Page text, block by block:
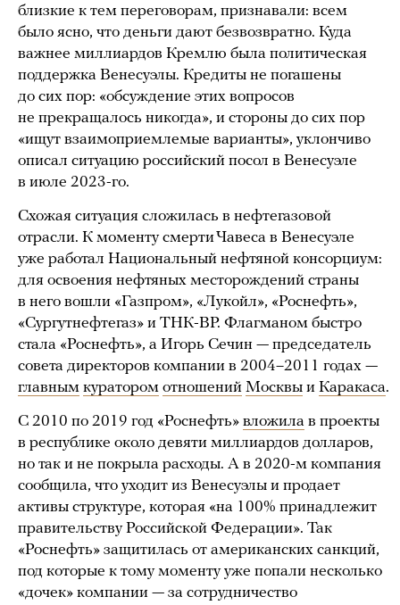
близкие к тем переговорам, признавали: всем
было ясно, что деньги дают безвозвратно. Куда
важнее миллиардов Кремлю была политическая
поддержка Венесуэлы. Кредиты не погашены
до сих пор: «обсуждение этих вопросов
не прекращалось никогда», и стороны до сих пор
«ищут взаимоприемлемые варианты», уклончиво
описал ситуацию российский посол в Венесуэле
в июле 2023-го.
Схожая ситуация сложилась в нефтегазовой
отрасли. К моменту смерти Чавеса в Венесуэле
уже работал Национальный нефтяной консорциум:
для освоения нефтяных месторождений страны
в него вошли «Газпром», «Лукойл», «Роснефть»,
«Сургутнефтегаз» и ТНК-ВР. Флагманом быстро
стала «Роснефть», а Игорь Сечин — председатель
совета директоров компании в 2004–2011 годах —
главным куратором отношений Москвы и Каракаса.
С 2010 по 2019 год «Роснефть» вложила в проекты
в республике около девяти миллиардов долларов,
но так и не покрыла расходы. А в 2020-м компания
сообщила, что уходит из Венесуэлы и продает
активы структуре, которая «на 100% принадлежит
правительству Российской Федерации». Так
«Роснефть» защитилась от американских санкций,
под которые к тому моменту уже попали несколько
«дочек» компании — за сотрудничество